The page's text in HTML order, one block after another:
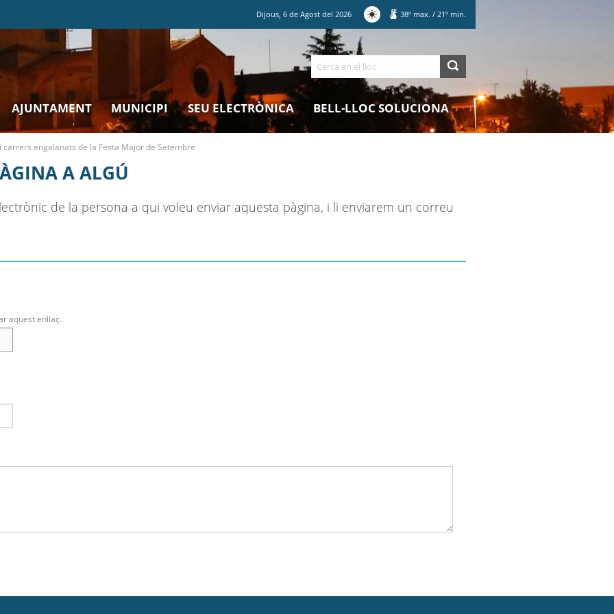
Dijous,6 deAgost del2026 38º max. / 21º min.
Cerca
AJUNTAMENT MUNICIPI SEU ELECTRÒNICA BELL-LLOC SOLUCIONA
carrers engalanats de la Festa Major de Setembre
A ALGÚ
de la persona a qui voleu enviar aquesta pàgina, i li enviarem un correu
aquest enllaç.